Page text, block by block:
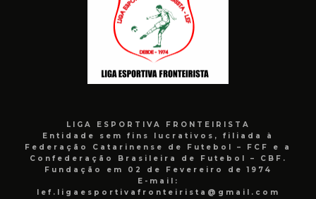
LIGA ESPORTIVA FRONTEIRISTA
Entidade sem fins lucrativos, filiada à
Federação Catarinense de Futebol – FCF e a
Confederação Brasileira de Futebol – CBF.
Fundação em 02 de Fevereiro de 1974
E-mail:
lef.ligaesportivafronteirista@gmail.com